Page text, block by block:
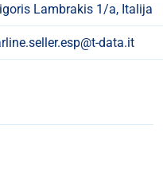
Lambrakis 1/a, Italija
data.it